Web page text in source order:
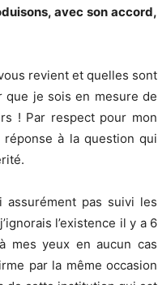
avec son accord,
revient et quelles sont
que je sois en mesure de
! Par respect pour mon
à la question qui
assurément pas suivi les
l’existence il y a 6
mes yeux en aucun cas
par la même occasion